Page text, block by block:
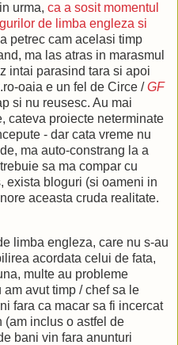
urma, ca a sosit momentul
de limba engleza si
petrec cam acelasi timp
ma las atras in marasmul
intai parasind tara si apoi
oaia e un fel de Circe /GF
si nu reusesc. Au mai
cateva proiecte neterminate
- dar cata vreme nu
ma auto-constrang la a
sa ma compar cu
exista bloguri (si oameni in
aceasta cruda realitate.
limba engleza, care nu s-au
acordata celui de fata,
multe au probleme
avut timp / chef sa le
fara ca macar sa fi incercat
(am inclus o astfel de
bani vin fara anunturi